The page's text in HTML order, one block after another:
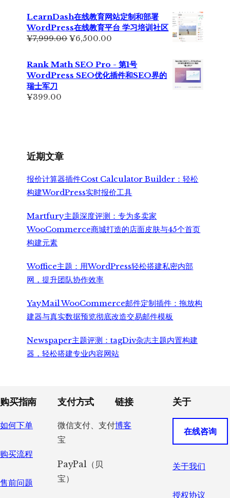
为：
¥699.00。
价
格
为：
¥499.00。
LearnDash在线教育网站定制和部署
WordPress在线教育平台 学习培训社区
¥7,999.00原
为：
¥7,999.00。
¥6,500.00
格
为：
Rank Math SEO Pro - 第1号
WordPress SEO优化插件和SEO界的
瑞士军刀
¥399.00
近期文章
报价计算器插件Cost Calculator Builder：轻松
构建WordPress实时报价工具
Martfury主题深度评测：专为多卖家
WooCommerce商城打造的店面皮肤与45个首页
构建元素
Woffice主题：用WordPress轻松搭建私密内部
网，提升团队协作效率
YayMail WooCommerce邮件定制插件：拖放构
建器与真实数据预览彻底改造交易邮件模板
Newspaper主题评测：tagDiv杂志主题内置构建
器，轻松搭建专业内容网站
Footer
购买指南
如何下单
购买流程
售前问题
支付方式
微信支付、支付
宝
PayPal（贝
宝）
链接
博客
关于
在线咨询
关于我们
授权协议